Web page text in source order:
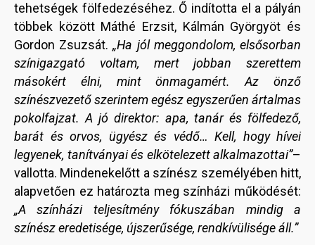
tehetségek fölfedezéséhez. Ő indította el a pályán
többek között Máthé Erzsit, Kálmán Györgyöt és
Gordon Zsuzsát.„Ha jól meggondolom, elsősorban
színigazgató voltam, mert jobban szerettem
másokért élni, mint önmagamért. Az önző
színészvezető szerintem egész egyszerűen ártalmas
pokolfajzat. A jó direktor: apa, tanár és fölfedező,
barát és orvos, ügyész és védő… Kell, hogy hívei
legyenek, tanítványai és elkötelezett alkalmazottai”–
vallotta. Mindenekelőtt a színész személyében hitt,
alapvetően ez határozta meg színházi működését:
„A színházi teljesítmény fókuszában mindig a
színész eredetisége, újszerűsége, rendkívülisége áll.”